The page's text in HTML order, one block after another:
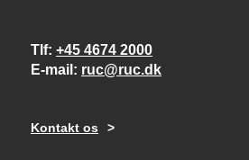
Tlf +45 4674 2000
E-mail
ruc@ruc.dk
Kontakt os